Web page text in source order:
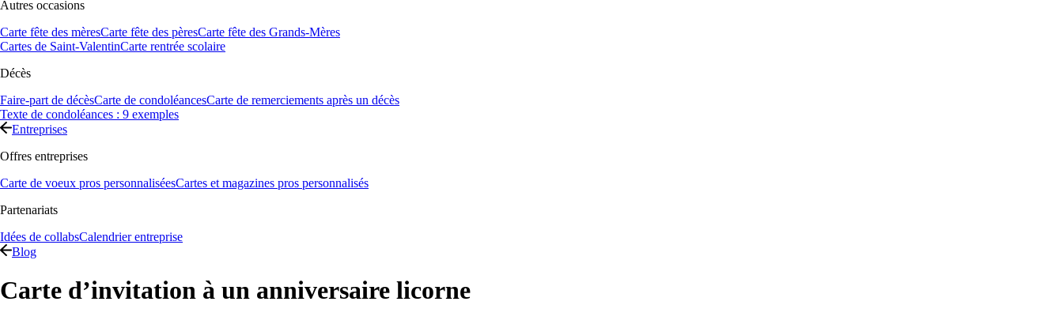
Autres occasions
Carte fête des mèresCarte fête des pèresCarte fête des Grands-Mères
Cartes de Saint-ValentinCarte rentrée scolaire
Décès
Faire-part de décèsCarte de condoléancesCarte de remerciements après un décès
Texte de condoléances : 9 exemples
Entreprises
Offres entreprises
Carte de voeux pros personnaliséesCartes et magazines pros personnalisés
Partenariats
Idées de collabsCalendrier entreprise
Blog
Carte d’invitation à un anniversaire licorne